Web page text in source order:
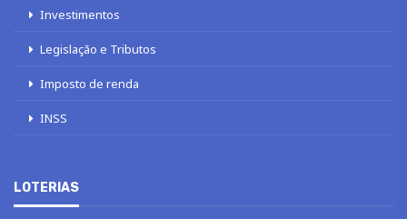
Investimentos
Legislação e Tributos
Imposto de renda
INSS
LOTERIAS